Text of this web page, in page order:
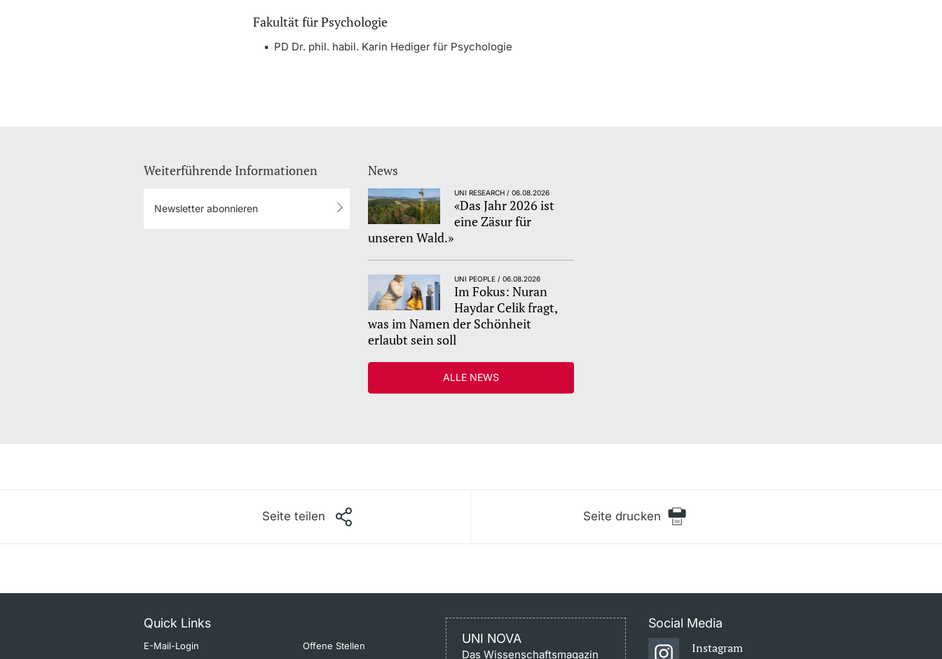
Fakultät für Psychologie
PD Dr. phil. habil. Karin Hediger für Psychologie
Weiterführende Informationen
Newsletter abonnieren
News
UNI RESEARCH / 06.08.2026
«Das Jahr 2026 ist
eine Zäsur für
unseren Wald.»
UNI PEOPLE / 06.08.2026
Im Fokus: Nuran
Haydar Celik fragt,
was im Namen der Schönheit
erlaubt sein soll
ALLE NEWS
Seite teilen Seite drucken
Quick Links
E-Mail-Login Offene Stellen UNI NOVA
Das Wissenschaftsmagazin
Social Media
Instagram